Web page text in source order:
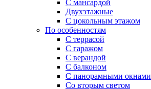
С мансардой
Двухэтажные
С цокольным этажом
По особенностям
С террасой
С гаражом
С верандой
С балконом
С панорамными окнами
Со вторым светом